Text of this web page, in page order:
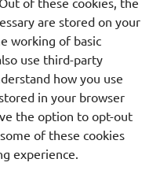
are stored on your
working of basic
use third-party
how you use
in your browser
the option to opt-out
of these cookies
experience.